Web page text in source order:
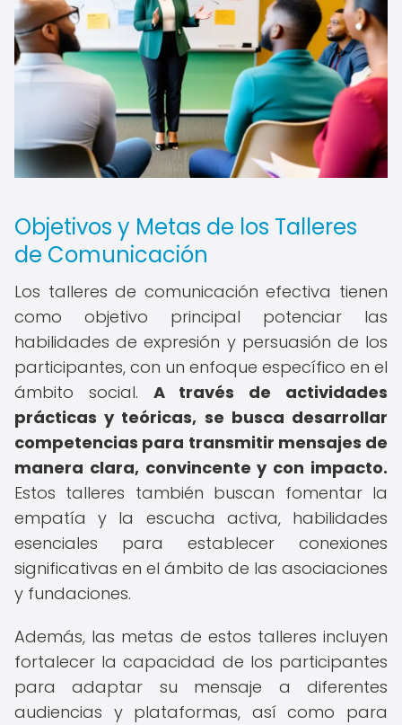
Objetivos y Metas de los Talleres
de Comunicación
Los talleres de comunicación efectiva tienen
como objetivo principal potenciar las
habilidades de expresión y persuasión de los
participantes, con un enfoque específico en el
ámbito social. A través de actividades
prácticas y teóricas, se busca desarrollar
competencias para transmitir mensajes de
manera clara, convincente y con impacto.
Estos talleres también buscan fomentar la
empatía y la escucha activa, habilidades
esenciales para establecer conexiones
significativas en el ámbito de las asociaciones
y fundaciones.
Además, las metas de estos talleres incluyen
fortalecer la capacidad de los participantes
para adaptar su mensaje a diferentes
audiencias y plataformas, así como para